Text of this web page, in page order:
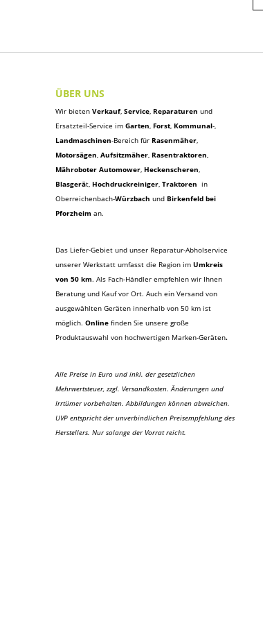
ÜBER UNS
Wir bieten Verkauf, Service, Reparaturen und
Ersatzteil-Service im Garten, Forst, Kommunal-,
Landmaschinen-Bereich für Rasenmäher,
Motorsägen, Aufsitzmäher, Rasentraktoren,
Mähroboter Automower, Heckenscheren,
Blasgerät, Hochdruckreiniger, Traktoren in
Oberreichenbach-Würzbach und Birkenfeld bei
Pforzheim an.
Das Liefer-Gebiet und unser Reparatur-Abholservice
unserer Werkstatt umfasst die Region im Umkreis
von 50 km. Als Fach-Händler empfehlen wir Ihnen
Beratung und Kauf vor Ort. Auch ein Versand von
ausgewählten Geräten innerhalb von 50 km ist
möglich. Online finden Sie unsere große
Produktauswahl von hochwertigen Marken-Geräten.
Alle Preise in Euro und inkl. der gesetzlichen
Mehrwertsteuer, zzgl. Versandkosten. Änderungen und
Irrtümer vorbehalten. Abbildungen können abweichen.
UVP entspricht der unverbindlichen Preisempfehlung des
Herstellers. Nur solange der Vorrat reicht.